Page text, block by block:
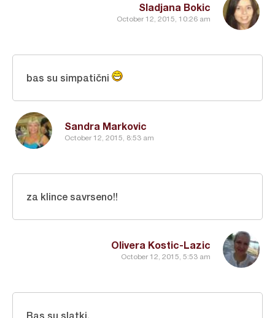
Sladjana Bokic
October 12, 2015, 10:26 am
Sandra Markovic
October 12, 2015, 8:53 am
bas su simpatični
Olivera Kostic-Lazic
October 12, 2015, 5:53 am
za klince savrseno!!
Bas su slatki.